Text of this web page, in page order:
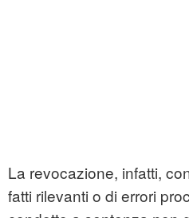
La revocazione, infatti,
fatti rilevanti o di errori